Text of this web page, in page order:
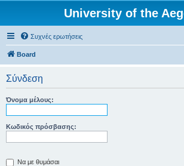
University of the
Συχνές ερωτήσεις
Board
Σύνδεση
Όνομα μέλους:
Κωδικός πρόσβασης:
Να με θυμάσαι